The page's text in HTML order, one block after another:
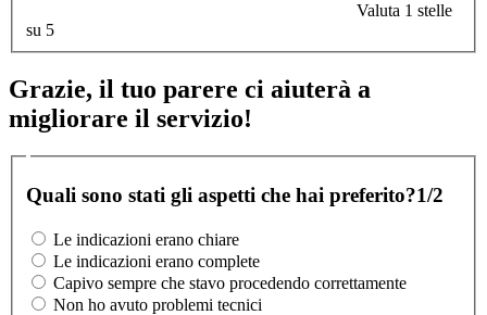
Valuta 1 stelle
su 5
Grazie, il tuo parere ci aiuterà a
migliorare il servizio!
Quali sono stati gli aspetti che hai preferito?1/2
Le indicazioni erano chiare
Le indicazioni erano complete
Capivo sempre che stavo procedendo correttamente
Non ho avuto problemi tecnici